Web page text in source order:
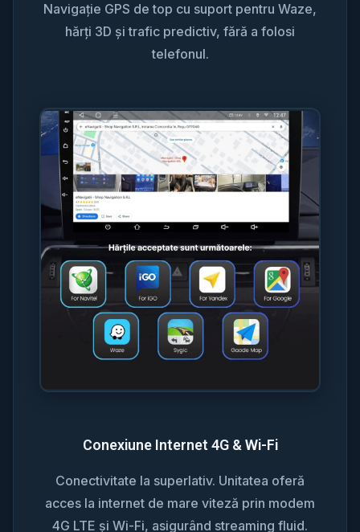
Navigație GPS de top cu suport pentru Waze,
hărți 3D și trafic predictiv, fără a folosi
telefonul.
Conexiune Internet 4G & Wi-Fi
Conectivitate la superlativ. Unitatea oferă
acces la internet de mare viteză prin modem
4G LTE și Wi-Fi, asigurând streaming fluid.